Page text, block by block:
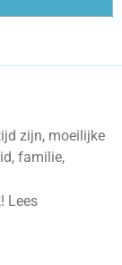
zijn, moeilijke
familie,
Lees